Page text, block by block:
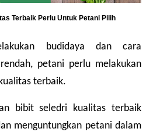
Terbaik Perlu Untuk Petani Pilih
budidaya dan cara
petani perlu melakukan
terbaik.
bibit seledri kualitas terbaik
menguntungkan petani dalam